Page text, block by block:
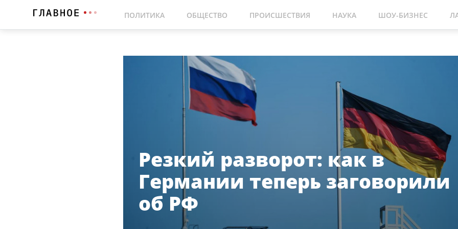
ПОЛИТИКА ОБЩЕСТВО ПРОИСШЕСТВИЯ НАУКА ШОУ-БИЗНЕС
Резкий разворот: как в
Германии теперь заговорили
об РФ